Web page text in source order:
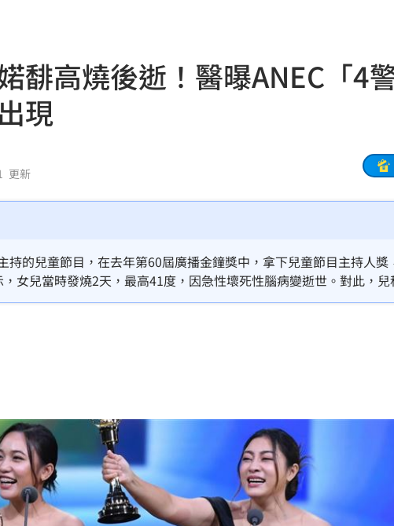
題全報廢」
市曾高調引進 19:23
打電玩用過
機成偷拍狼
名今晚關鍵
中、張淑芬
完甩存摺嗆母 19:08
角」片挨轟
台大發聲了 18:51
雨婷轉移焦點 18:49
馡高燒後逝！醫曝ANEC「4警
現
更新
持的兒童節目，在去年第60屆廣播金鐘獎中，拿下兒童節目主持人獎
女兒當時發燒2天，最高41度，因急性壞死性腦病變逝世。對此，兒
病毒感染有關，初期不易辨識，常見高燒後出現抽搐、昏迷，5歲以